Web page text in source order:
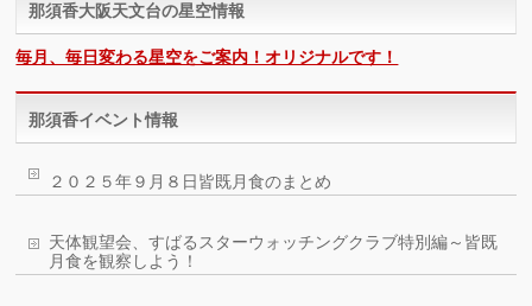
那須香大阪天文台の星空情報
毎月、毎日変わる星空をご案内！オリジナルです！
那須香イベント情報
２０２５年９月８日皆既月食のまとめ
天体観望会、すばるスターウォッチングクラブ特別編～皆既
月食を観察しよう！